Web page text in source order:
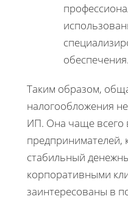
обеспечения.
Таким образом,
налогообложения
ИП. Она чаще всего
стабильный
корпоративными
заинтересованы в